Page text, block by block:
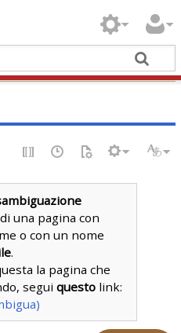
di una pagina con
o con un nome
.
la pagina che
seguiquesto link: